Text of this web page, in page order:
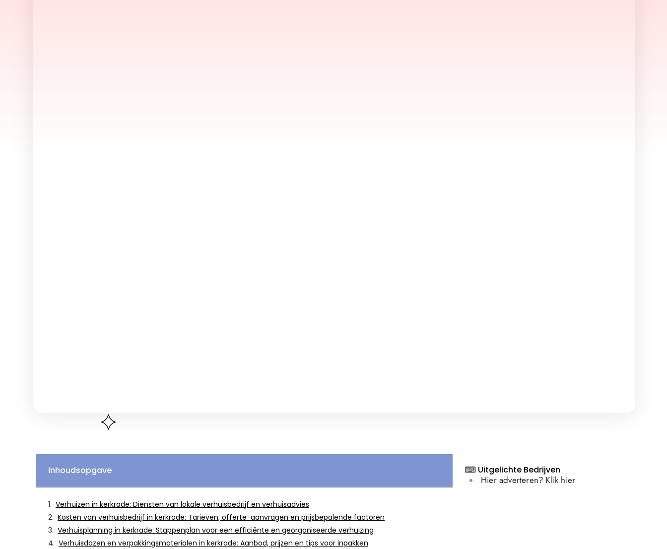
Inhoudsopgave
Verhuizen in kerkrade: Diensten van lokale verhuisbedrijf en verhuisadvies
Kosten van verhuisbedrijf in kerkrade: Tarieven, offerte-aanvragen en prijsbepalende factoren
Verhuisplanning in kerkrade: Stappenplan voor een efficiënte en georganiseerde verhuizing
Verhuisdozen en verpakkingsmaterialen in kerkrade: Aanbod, prijzen en tips voor inpakken
⌨ Uitgelichte Bedrijven
Hier adverteren? Klik hier